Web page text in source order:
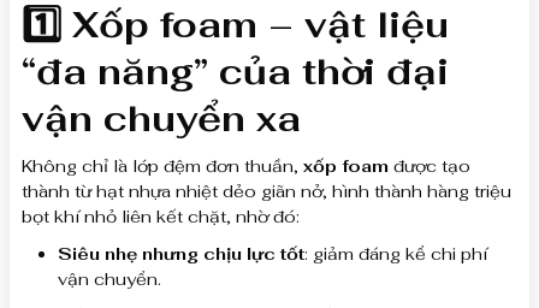
1️⃣ Xốp foam – vật liệu
“đa năng” của thời đại
vận chuyển xa
Không chỉ là lớp đệm đơn thuần, xốp foam được tạo
thành từ hạt nhựa nhiệt dẻo giãn nở, hình thành hàng triệu
bọt khí nhỏ liên kết chặt, nhờ đó:
Siêu nhẹ nhưng chịu lực tốt: giảm đáng kể chi phí
vận chuyển.